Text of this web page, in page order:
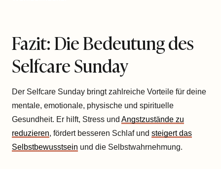
Fazit: Die Bedeutung des
Selfcare Sunday
Der Selfcare Sunday bringt zahlreiche Vorteile für deine
mentale, emotionale, physische und spirituelle
Gesundheit. Er hilft, Stress und Angstzustände zu
reduzieren, fördert besseren Schlaf und steigert das
Selbstbewusstsein und die Selbstwahrnehmung.